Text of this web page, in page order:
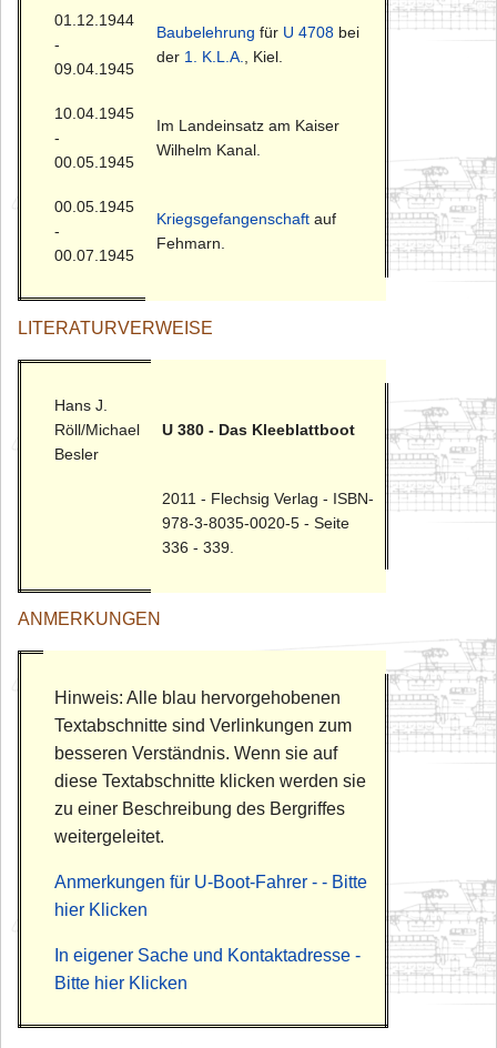
01.12.1944
-
09.04.1945
Baubelehrung für U 4708 bei
der 1. K.L.A., Kiel.
10.04.1945
-
00.05.1945
Im Landeinsatz am Kaiser
Wilhelm Kanal.
00.05.1945
-
00.07.1945
Kriegsgefangenschaft auf
Fehmarn.
LITERATURVERWEISE
Hans J.
Röll/Michael
Besler
U 380 - Das Kleeblattboot
2011 - Flechsig Verlag - ISBN-
978-3-8035-0020-5 - Seite
336 - 339.
ANMERKUNGEN
Hinweis: Alle blau hervorgehobenen
Textabschnitte sind Verlinkungen zum
besseren Verständnis. Wenn sie auf
diese Textabschnitte klicken werden sie
zu einer Beschreibung des Bergriffes
weitergeleitet.
Anmerkungen für U-Boot-Fahrer - - Bitte
hier Klicken
In eigener Sache und Kontaktadresse -
Bitte hier Klicken